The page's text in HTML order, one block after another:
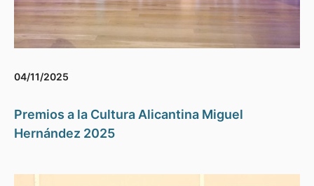
04/11/2025
Premios a la Cultura Alicantina Miguel
Hernández 2025